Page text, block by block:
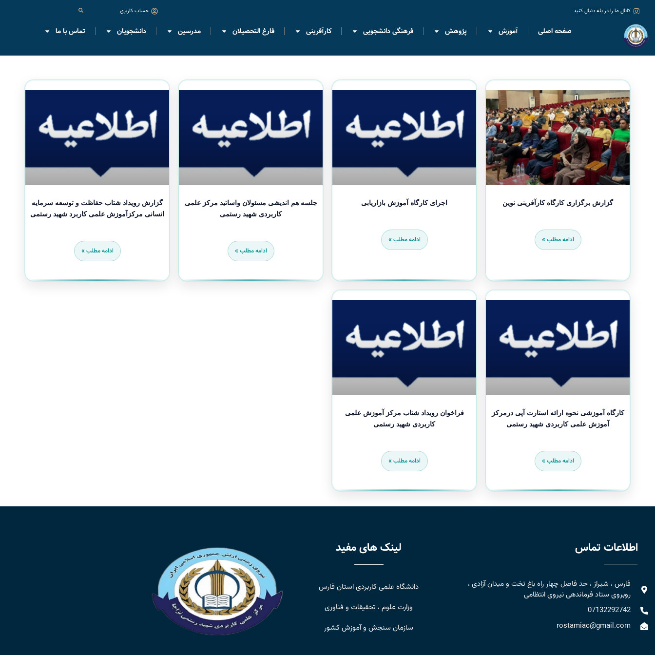
کانال ما را در بله دنبال کنید حساب کاربری
صفحه اصلی آموزش پژوهش فرهنگی دانشجویی کارآفرینی فارغ التحصیلان مدرسین دانشجویان تماس با ما
گزارش برگزاری کارگاه کارآفرینی نوین
ادامه مطلب »
اجرای کارگاه آموزش بازاریابی
ادامه مطلب »
جلسه هم اندیشی مسئولان واساتید مرکز علمی
کاربردی شهید رستمی
ادامه مطلب »
گزارش رویداد شتاب حفاظت و توسعه سرمایه
انسانی مرکزآموزش علمی کاربرد شهید رستمی
ادامه مطلب »
کارگاه آموزشی نحوه ارائه استارت آپی درمرکز
آموزش علمی کاربردی شهید رستمی
ادامه مطلب »
فراخوان رویداد شتاب مرکز آموزش علمی
کاربردی شهید رستمی
ادامه مطلب »
اطلاعات تماس
فارس ، شیراز ، حد فاصل چهار راه باغ تخت و میدان آزادی ،
روبروی ستاد فرماندهی نیروی انتظامی
07132292742
rostamiac@gmail.com
لینک های مفید
دانشگاه علمی کاربردی استان فارس
وزارت علوم ، تحقیقات و فناوری
سازمان سنجش و آموزش کشور